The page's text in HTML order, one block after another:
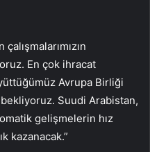
En çok ihracat
Avrupa Birliği
Suudi Arabistan,
gelişmelerin hız
kazanacak.”